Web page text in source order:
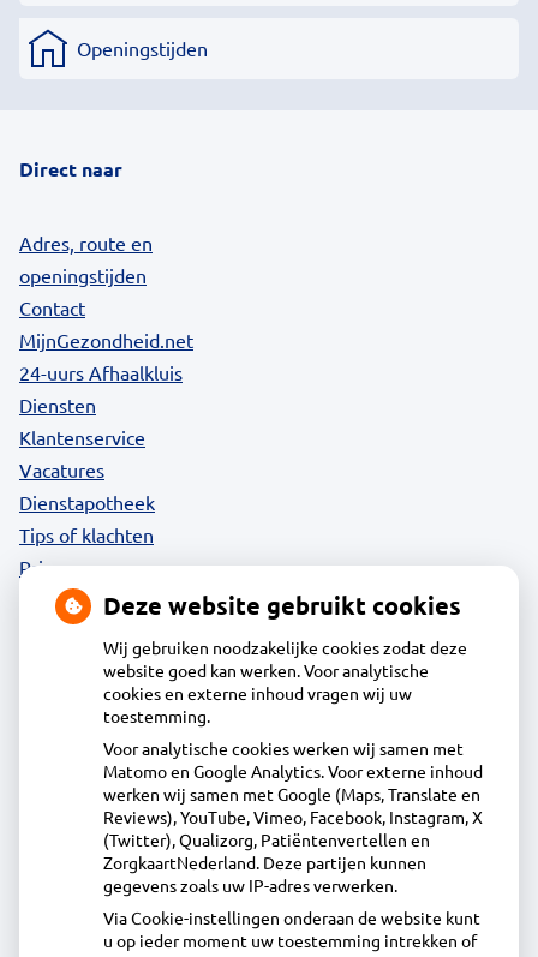
Openingstijden
Direct naar
Adres, route en
openingstijden
Contact
MijnGezondheid.net
24-uurs Afhaalkluis
Diensten
Klantenservice
Vacatures
Dienstapotheek
Tips of klachten
Privacy
Acdapha Apotheek Waterland-Oost
Heideweg 1B, 1132DA Volendam
0299 - 36 83 24
info@apotheekwaterlandoost.nl
Inschrijven
Deze website gebruikt cookies
Wij gebruiken noodzakelijke cookies zodat deze
website goed kan werken. Voor analytische
cookies en externe inhoud vragen wij uw
toestemming.
Voor analytische cookies werken wij samen met
Matomo en Google Analytics. Voor externe inhoud
werken wij samen met Google (Maps, Translate en
Reviews), YouTube, Vimeo, Facebook, Instagram, X
(Twitter), Qualizorg, Patiëntenvertellen en
ZorgkaartNederland. Deze partijen kunnen
gegevens zoals uw IP-adres verwerken.
Via Cookie-instellingen onderaan de website kunt
u op ieder moment uw toestemming intrekken of